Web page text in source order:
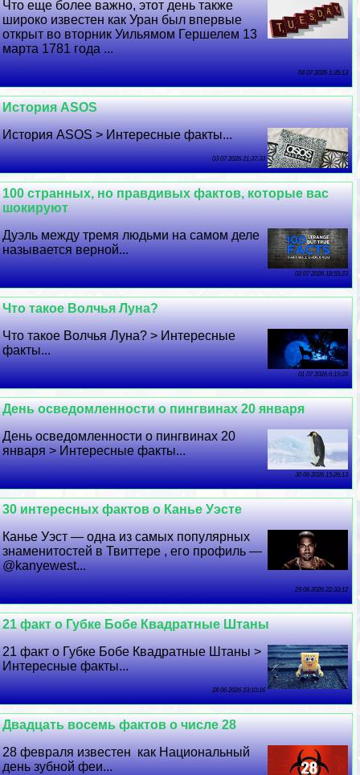
Что еще более важно, этот день также
широко известен как Уран был впервые
открыт во вторник Уильямом Гершелем 13
марта 1781 года ...
04 07 2026 1:35:13
История ASOS
История ASOS > Интересные факты...
03 07 2026 21:37:33
100 странных, но правдивых фактов, которые вас
шокируют
Дуэль между тремя людьми на самом деле
называется верной...
02 07 2026 18:55:23
Что такое Волчья Луна?
Что такое Волчья Луна? > Интересные
факты...
01 07 2026 6:19:28
День осведомленности о пингвинах 20 января
День осведомленности о пингвинах 20
января > Интересные факты...
30 06 2026 15:26:13
30 интересных фактов о Канье Уэсте
Канье Уэст — одна из самых популярных
знаменитостей в Твиттере , его профиль —
@kanyewest...
29 06 2026 22:33:12
21 факт о Губке Бобе Квадратные Штаны
21 факт о Губке Бобе Квадратные Штаны >
Интересные факты...
28 06 2026 23:10:16
Двадцать восемь фактов о числе 28
28 февраля известен как Национальный
день зубной феи...